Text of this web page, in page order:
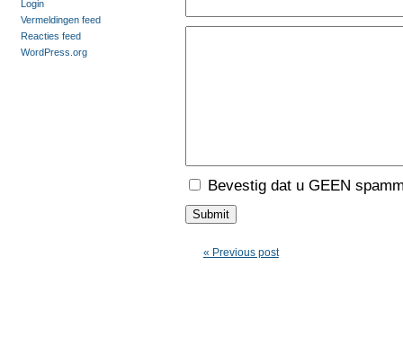
Bevestig dat u GEEN
« Previous post
Login
Vermeldingen feed
Reacties feed
WordPress.org